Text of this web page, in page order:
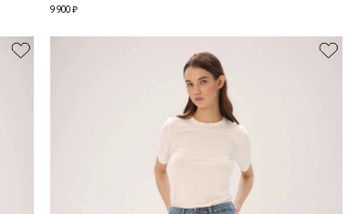
9 900 ₽